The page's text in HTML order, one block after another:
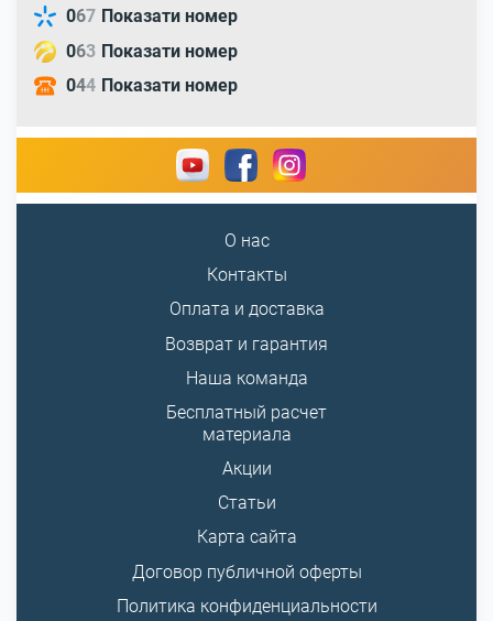
067 Показати номер
063 Показати номер
044 Показати номер
О нас
Контакты
Оплата и доставка
Возврат и гарантия
Наша команда
Бесплатный расчет
материала
Акции
Статьи
Карта сайта
Договор публичной оферты
Политика конфиденциальности